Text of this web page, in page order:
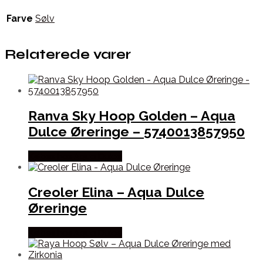
Farve Sølv
Relaterede varer
Ranva Sky Hoop Golden – Aqua
Dulce Øreringe – 5740013857950
Creoler Elina – Aqua Dulce
Øreringe